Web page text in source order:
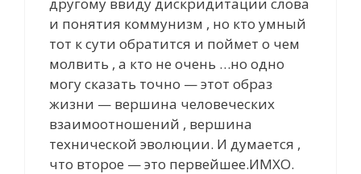
и понятия коммунизм , но кто умный
тот к сути обратится и поймет о чем
молвить , а кто не очень …но одно
могу сказать точно — этот образ
жизни — вершина человеческих
взаимоотношений , вершина
технической эволюции. И думается ,
что второе — это первейшее.ИМХО.